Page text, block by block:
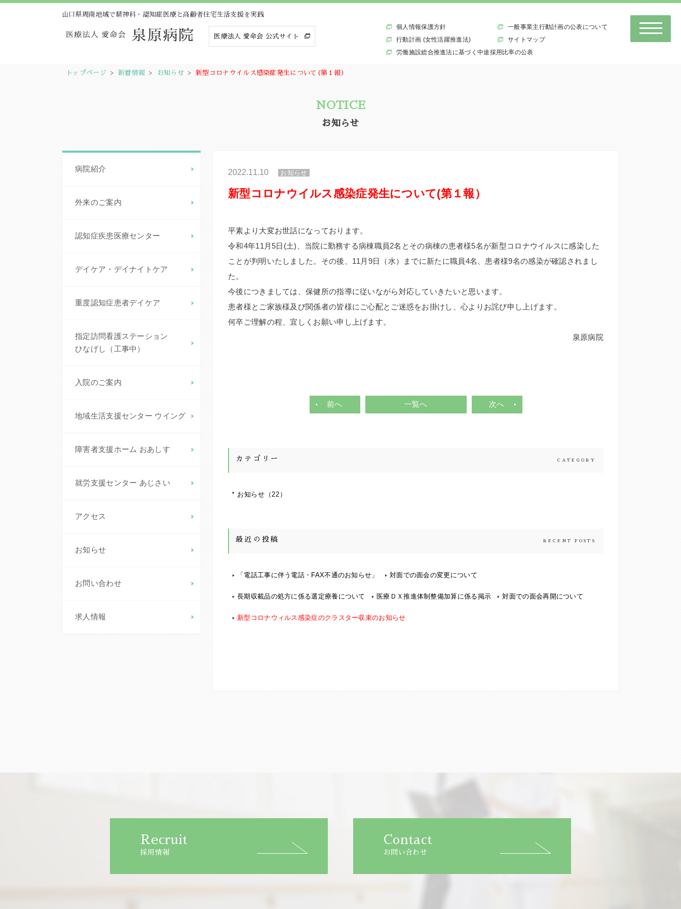
山口県周南地域で精神科・認知症医療と高齢者住宅生活支援を実践
医療法人 愛命会 公式サイト
個人情報保護方針
一般事業主行動計画の公表について
行動計画 (女性活躍推進法)
サイトマップ
労働施設総合推進法に基づく中途採用比率の公表
トップページ > 新着情報 > お知らせ > 新型コロナウイルス感染症発生について(第１報）
NOTICE
お知らせ
2022.11.10 お知らせ
新型コロナウイルス感染症発生について(第１報）
平素より大変お世話になっております。
令和4年11月5日(土)、当院に勤務する病棟職員2名とその病棟の患者様5名が新型コロナウイルスに感染した
ことが判明いたしました。その後、11月9日（水）までに新たに職員4名、患者様9名の感染が確認されまし
た。
今後につきましては、保健所の指導に従いながら対応していきたいと思います。
患者様とご家族様及び関係者の皆様にご心配とご迷惑をお掛けし、心よりお詫び申し上げます。
何卒ご理解の程、宜しくお願い申し上げます。
泉原病院
前へ 一覧へ 次へ
カテゴリー CATEGORY
お知らせ （22）
最近の投稿 RECENT POSTS
「電話工事に伴う電話・FAX不通のお知らせ」 対面での面会の変更について
長期収載品の処方に係る選定療養について 医療ＤＸ推進体制整備加算に係る掲示 対面での面会再開について
新型コロナウィルス感染症のクラスター収束のお知らせ
病院紹介
外来のご案内
認知症疾患医療センター
デイケア・デイナイトケア
重度認知症患者デイケア
指定訪問看護ステーション
ひなげし（工事中）
入院のご案内
地域生活支援センター ウイング
障害者支援ホーム おあしす
就労支援センター あじさい
アクセス
お知らせ
お問い合わせ
求人情報
Recruit
採用情報
Contact
お問い合わせ